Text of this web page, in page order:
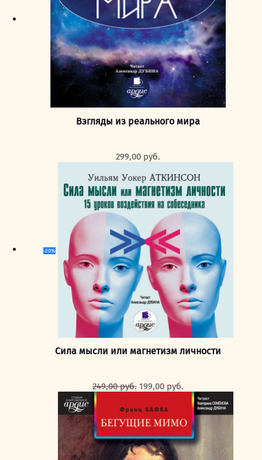
Взгляды из реального мира
299,00 руб.
-20%
Сила мысли или магнетизм личности
249,00руб. Первоначальная
составляла
249,00 руб..
199,00 руб.
цена:
199,00 руб..